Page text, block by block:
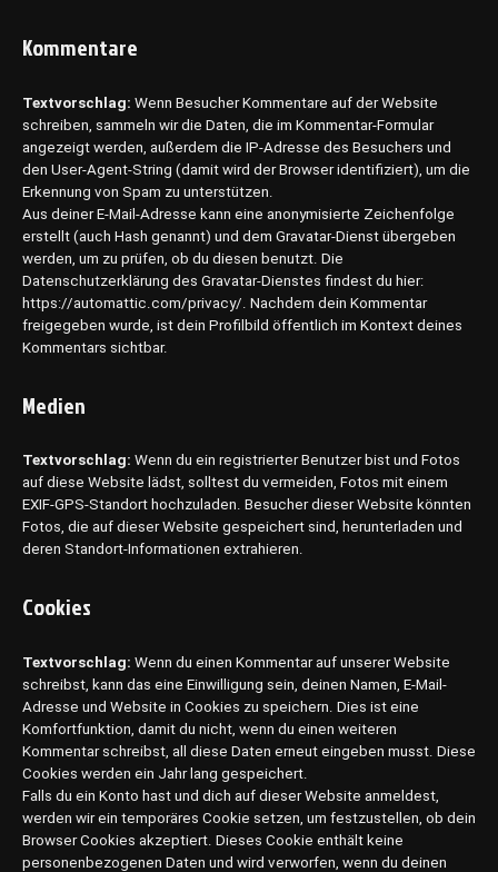
Kommentare
Textvorschlag: Wenn Besucher Kommentare auf der Website
schreiben, sammeln wir die Daten, die im Kommentar-Formular
angezeigt werden, außerdem die IP-Adresse des Besuchers und
den User-Agent-String (damit wird der Browser identifiziert), um die
Erkennung von Spam zu unterstützen.
Aus deiner E-Mail-Adresse kann eine anonymisierte Zeichenfolge
erstellt (auch Hash genannt) und dem Gravatar-Dienst übergeben
werden, um zu prüfen, ob du diesen benutzt. Die
Datenschutzerklärung des Gravatar-Dienstes findest du hier:
https://automattic.com/privacy/. Nachdem dein Kommentar
freigegeben wurde, ist dein Profilbild öffentlich im Kontext deines
Kommentars sichtbar.
Medien
Textvorschlag: Wenn du ein registrierter Benutzer bist und Fotos
auf diese Website lädst, solltest du vermeiden, Fotos mit einem
EXIF-GPS-Standort hochzuladen. Besucher dieser Website könnten
Fotos, die auf dieser Website gespeichert sind, herunterladen und
deren Standort-Informationen extrahieren.
Cookies
Textvorschlag: Wenn du einen Kommentar auf unserer Website
schreibst, kann das eine Einwilligung sein, deinen Namen, E-Mail-
Adresse und Website in Cookies zu speichern. Dies ist eine
Komfortfunktion, damit du nicht, wenn du einen weiteren
Kommentar schreibst, all diese Daten erneut eingeben musst. Diese
Cookies werden ein Jahr lang gespeichert.
Falls du ein Konto hast und dich auf dieser Website anmeldest,
werden wir ein temporäres Cookie setzen, um festzustellen, ob dein
Browser Cookies akzeptiert. Dieses Cookie enthält keine
personenbezogenen Daten und wird verworfen, wenn du deinen